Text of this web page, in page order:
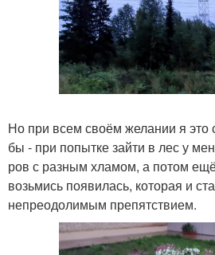
Но при всем своём желании я это
бы - при попытке зайти в лес у
ров с разным хламом, а потом
возьмись появилась, которая и
непреодолимым препятствием.